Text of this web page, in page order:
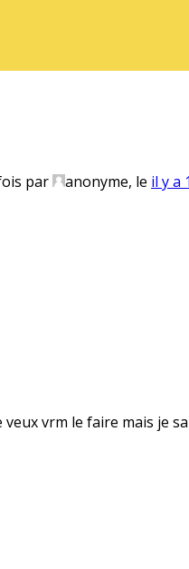
par anonyme, le il y a
vrm le faire mais je